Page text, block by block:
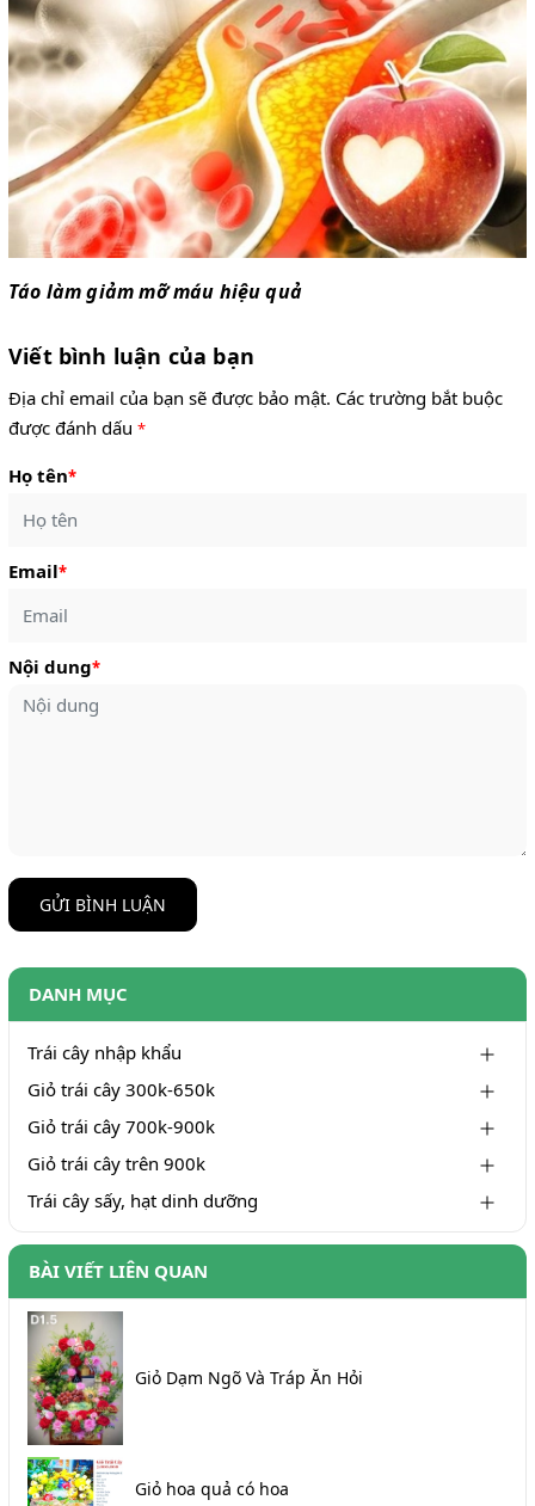
Táo làm giảm mỡ máu hiệu quả
Viết bình luận của bạn
Địa chỉ email của bạn sẽ được bảo mật. Các trường bắt buộc
được đánh dấu *
Họ tên*
Email*
Nội dung*
GỬI BÌNH LUẬN
DANH MỤC
Trái cây nhập khẩu
Giỏ trái cây 300k-650k
Giỏ trái cây 700k-900k
Giỏ trái cây trên 900k
Trái cây sấy, hạt dinh dưỡng
BÀI VIẾT LIÊN QUAN
Giỏ Dạm Ngõ Và Tráp Ăn Hỏi
Giỏ hoa quả có hoa